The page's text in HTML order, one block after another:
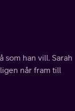
han vill. Sarah
når fram till